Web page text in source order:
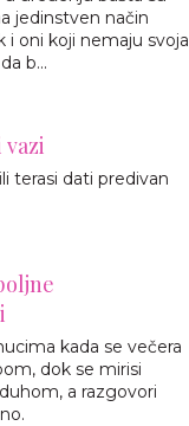
jedinstven način
i oni koji nemaju svoja
b...
terasi dati predivan
kada se večera
dok se mirisi
a razgovori